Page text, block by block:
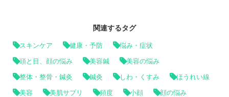
関連するタグ
スキンケア 健康・予防 悩み・症状
頭と目、顔の悩み 美容鍼 美容の悩み
整体・整骨・鍼灸 鍼灸 しわ・くすみ ほうれい線
美容 美肌サプリ 頻度 小顔 顔の悩み